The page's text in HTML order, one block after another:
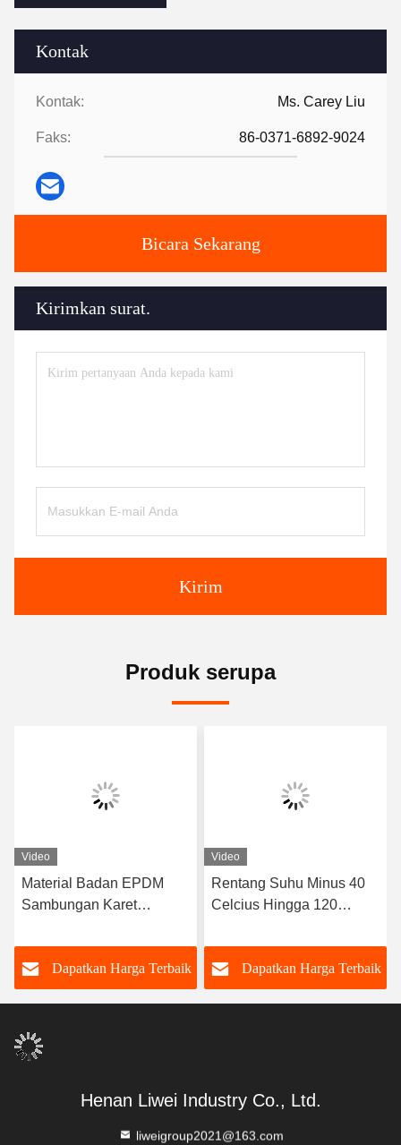
Kontak
Kontak: Ms. Carey Liu
Faks: 86-0371-6892-9024
Bicara Sekarang
Kirimkan surat.
Kirim
Produk serupa
Video
Material Badan EPDM
Sambungan Karet
yang Dirancang dengan
Ujung Berflensa
Memastikan Penyegelan
Sistem Transportasi
Fluida
Dapatkan Harga Terbaik
Video
Rentang Suhu Minus 40
Celcius Hingga 120
Fleksibel Bola Ganda
Umur Panjang Dukungan
Kustom OEM
Dapatkan Harga Terbaik
Henan Liwei Industry Co., Ltd.
liweigroup2021@163.com